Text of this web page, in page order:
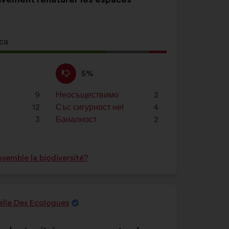
в
и
кликнете
върху
"Търсене".
9
12
3
Не
съм
съгласен
:
5%
Това
предложение
беше
квалифицирано
в
Неосъществимо
: 2
пъти
Със сигурност не!
: 4
пъти
Баналност
: 2
пъти
la biodiversité?
Des Ecologues